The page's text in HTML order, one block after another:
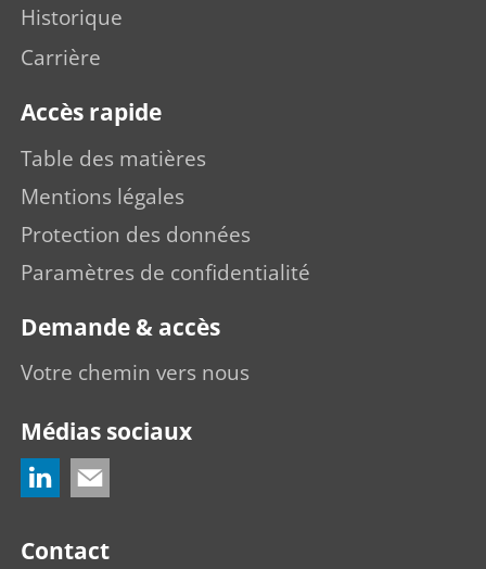
Historique
Carrière
Accès rapide
Table des matières
Mentions légales
Protection des données
Paramètres de confidentialité
Demande & accès
Votre chemin vers nous
Médias sociaux
Contact